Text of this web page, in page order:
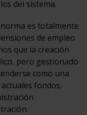
del sistema.
es totalmente
de empleo
que la creación
pero gestionado
como una
fondos,